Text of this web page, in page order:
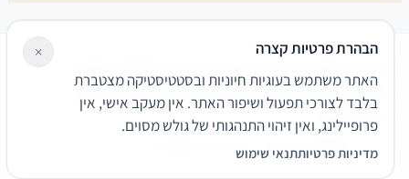
שירותים משפטיים
דרושים צור קשר נגישותפרטיות
תנאי שימוש
© 2026 הפירמה. כל הזכויות שמורות.
הבהרת פרטיות קצרה
האתר משתמש בעוגיות חיוניות ובסטטיסטיקה מצטברת
בלבד לצורכי תפעול ושיפור האתר. אין מעקב אישי, אין
פרופיילינג, ואין זיהוי התנהגותי של גולש מסוים.
מדיניות פרטיותתנאי שימוש
×